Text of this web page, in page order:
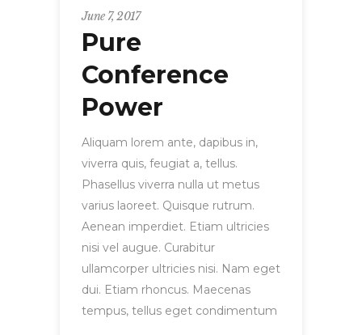
June 7, 2017
Pure
Conference
Power
Aliquam lorem ante, dapibus in,
viverra quis, feugiat a, tellus.
Phasellus viverra nulla ut metus
varius laoreet. Quisque rutrum.
Aenean imperdiet. Etiam ultricies
nisi vel augue. Curabitur
ullamcorper ultricies nisi. Nam eget
dui. Etiam rhoncus. Maecenas
tempus, tellus eget condimentum